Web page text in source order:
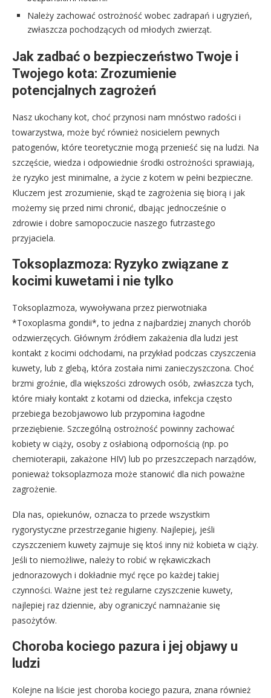
Należy zachować ostrożność wobec zadrapań i ugryzień,
zwłaszcza pochodzących od młodych zwierząt.
Jak zadbać o bezpieczeństwo Twoje i
Twojego kota: Zrozumienie
potencjalnych zagrożeń
Nasz ukochany kot, choć przynosi nam mnóstwo radości i
towarzystwa, może być również nosicielem pewnych
patogenów, które teoretycznie mogą przenieść się na ludzi. Na
szczęście, wiedza i odpowiednie środki ostrożności sprawiają,
że ryzyko jest minimalne, a życie z kotem w pełni bezpieczne.
Kluczem jest zrozumienie, skąd te zagrożenia się biorą i jak
możemy się przed nimi chronić, dbając jednocześnie o
zdrowie i dobre samopoczucie naszego futrzastego
przyjaciela.
Toksoplazmoza: Ryzyko związane z
kocimi kuwetami i nie tylko
Toksoplazmoza, wywoływana przez pierwotniaka
*Toxoplasma gondii*, to jedna z najbardziej znanych chorób
odzwierzęcych. Głównym źródłem zakażenia dla ludzi jest
kontakt z kocimi odchodami, na przykład podczas czyszczenia
kuwety, lub z glebą, która została nimi zanieczyszczona. Choć
brzmi groźnie, dla większości zdrowych osób, zwłaszcza tych,
które miały kontakt z kotami od dziecka, infekcja często
przebiega bezobjawowo lub przypomina łagodne
przeziębienie. Szczególną ostrożność powinny zachować
kobiety w ciąży, osoby z osłabioną odpornością (np. po
chemioterapii, zakażone HIV) lub po przeszczepach narządów,
ponieważ toksoplazmoza może stanowić dla nich poważne
zagrożenie.
Dla nas, opiekunów, oznacza to przede wszystkim
rygorystyczne przestrzeganie higieny. Najlepiej, jeśli
czyszczeniem kuwety zajmuje się ktoś inny niż kobieta w ciąży.
Jeśli to niemożliwe, należy to robić w rękawiczkach
jednorazowych i dokładnie myć ręce po każdej takiej
czynności. Ważne jest też regularne czyszczenie kuwety,
najlepiej raz dziennie, aby ograniczyć namnażanie się
pasożytów.
Choroba kociego pazura i jej objawy u
ludzi
Kolejne na liście jest choroba kociego pazura, znana również